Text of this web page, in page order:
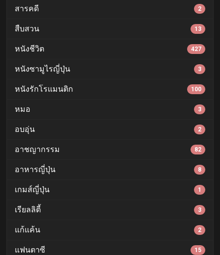
สารคดี 2
สืบสวน 13
หนังชีวิต 427
หนังซามูไรญี่ปุ่น 3
หนังรักโรแมนติก 100
หมอ 3
อบอุ่น 2
อาชญากรรม 82
อาหารญี่ปุ่น 8
เกมส์ญี่ปุ่น 1
เรียลลิตี้ 3
แก้แค้น 2
แฟนตาซี 15